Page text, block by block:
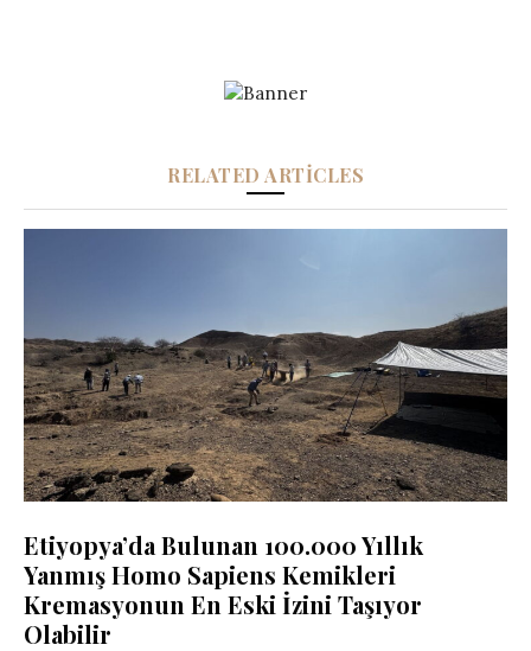
RELATED ARTICLES
Etiyopya’da Bulunan 100.000 Yıllık
Yanmış Homo Sapiens Kemikleri
Kremasyonun En Eski İzini Taşıyor
Olabilir